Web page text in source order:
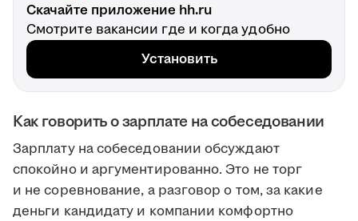
Скачайте приложение hh.ru
Смотрите вакансии где и когда удобно
Установить
Как говорить о зарплате на собеседовании
Зарплату на собеседовании обсуждают
спокойно и аргументированно. Это не торг
и не соревнование, а разговор о том, за какие
деньги кандидату и компании комфортно